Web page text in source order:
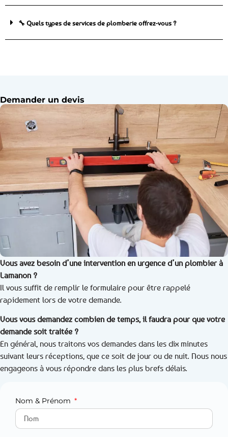
🔧 Quels types de services de plomberie offrez-vous ?
Demander un devis
Vous avez besoin d’une intervention en urgence d’un plombier à
Lamanon ?
Il vous suffit de remplir le formulaire pour être rappelé
rapidement lors de votre demande.
Vous vous demandez combien de temps, il faudra pour que votre
demande soit traitée ?
En général, nous traitons vos demandes dans les dix minutes
suivant leurs réceptions, que ce soit de jour ou de nuit. Nous nous
engageons à vous répondre dans les plus brefs délais.
Nom & Prénom